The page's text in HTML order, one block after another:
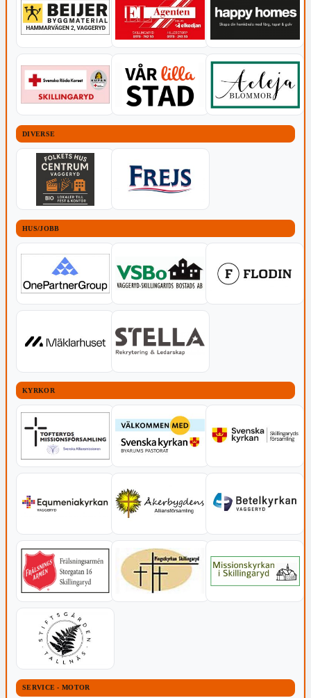
DIVERSE
HUS/JOBB
KYRKOR
SERVICE - MOTOR